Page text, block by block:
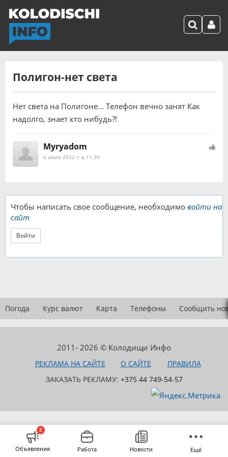
Полигон-нет света
Нет света на Полигоне... Телефон вечно занят Как
надолго, знает кто нибудь?!
Myryadom
6 июля 2022 г. в 11:39
Чтобы написать свое сообщение, необходимо войти на
сайт
Войти
Погода Курс валют Карта Телефоны Сообщить
2011- 2026 © Колодищи Инфо
РЕКЛАМА НА САЙТЕ О САЙТЕ
ПРАВИЛА
ЗАКАЗАТЬ РЕКЛАМУ: +375 44 749-54-57
2
Объявления Работа Новости Ещё